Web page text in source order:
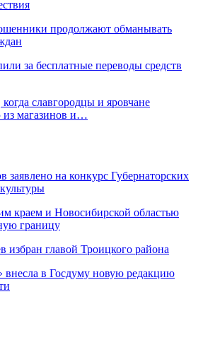
продолжают обманывать
за бесплатные переводы средств
славгородцы и яровчане
магазинов и…
заявлено на конкурс Губернаторских
краем и Новосибирской областью
границу
избран главой Троицкого района
внесла в Госдуму новую редакцию